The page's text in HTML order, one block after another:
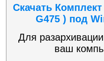
Скачать
G475 ) под
Для
ваш